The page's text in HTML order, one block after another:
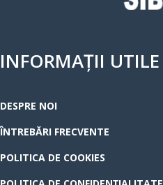
INFORMAȚII UTILE
DESPRE NOI
ÎNTREBĂRI FRECVENTE
POLITICA DE COOKIES